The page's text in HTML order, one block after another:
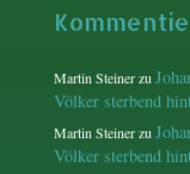
Martin Steinerzu
Völker sterbend
Martin Steinerzu
Völker sterbend